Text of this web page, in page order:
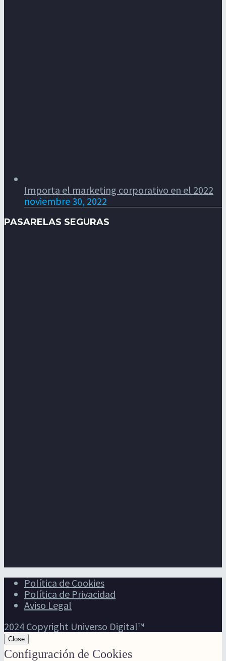
Importa el marketing corporativo en el 2022
noviembre 30, 2022
PASARELAS SEGURAS
Política de Cookies
Política de Privacidad
Aviso Legal
2024 Copyright Universo Digital™
Close
Configuración de Cookies